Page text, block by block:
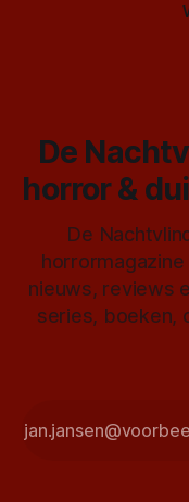
De
horror &
De
nieuws, reviews
series, boeken,